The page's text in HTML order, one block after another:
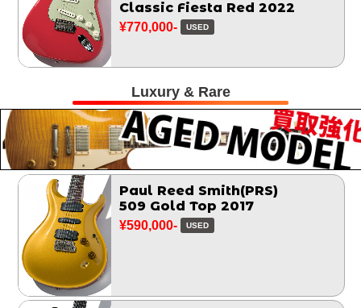
Classic Fiesta Red 2022
¥770,000- USED
Luxury & Rare
Paul Reed Smith(PRS)
509 Gold Top 2017
¥590,000- USED